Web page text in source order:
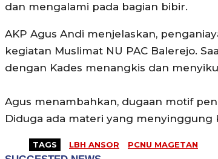
dan mengalami pada bagian bibir.
AKP Agus Andi menjelaskan,
kegiatan Muslimat NU PAC Balerejo.
dengan Kades menangkis dan
Agus menambahkan, dugaan motif
Diduga ada materi yang menyinggung
TAGS LBH ANSOR PCNU MAGETAN